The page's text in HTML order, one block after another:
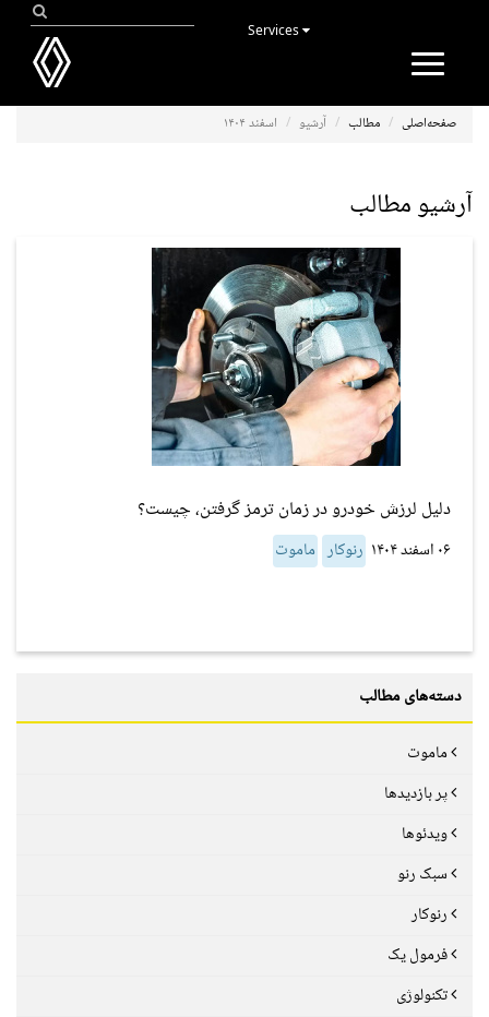
Toggle
صفحه‌اصلی مطالب آرشیو اسفند ۱۴۰۴
آرشیو مطالب
دلیل لرزش خودرو در زمان ترمز گرفتن، چیست؟
۰۶ اسفند ۱۴۰۴ رنوکار ماموت
دسته‌های مطالب
ماموت
پر بازدیدها
ویدئوها
سبک رنو
رنوکار
فرمول یک
تکنولوژی